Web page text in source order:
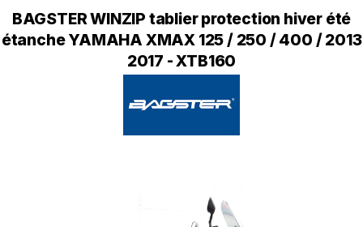
BAGSTER WINZIP tablier protection hiver été
étanche YAMAHA XMAX 125 / 250 / 400 / 2013
2017 - XTB160